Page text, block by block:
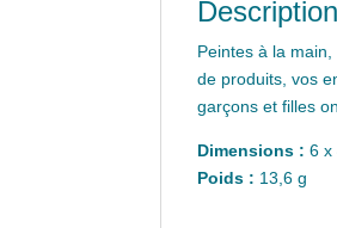
Description
Peintes à la
de produits, vos
garçons et filles
Dimensions : 6 x
Poids : 13,6 g